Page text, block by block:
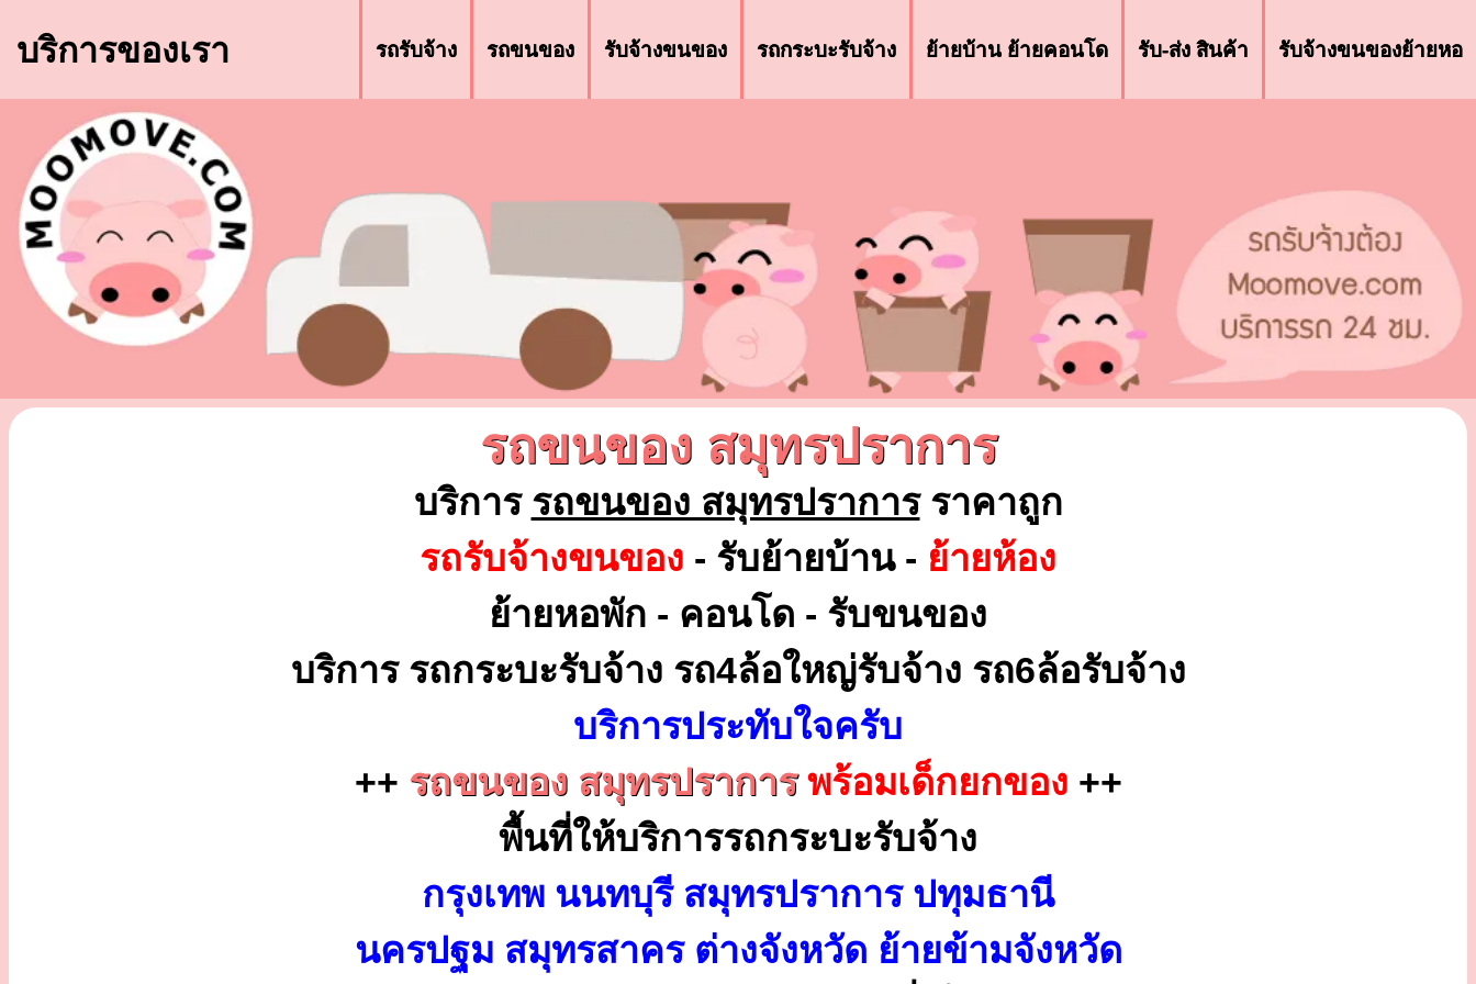
บริการของเรา รถรับจ้าง รถขนของ รับจ้างขนของ รถกระบะรับจ้าง ย้ายบ้าน ย้ายคอนโด รับ-ส่ง สินค้า รับจ้างขนของย้ายหอ
รถขนของ สมุทรปราการ
บริการ รถขนของ สมุทรปราการราคาถูก
รถรับจ้างขนของ - รับย้ายบ้าน - ย้ายห้อง
ย้ายหอพัก - คอนโด - รับขนของ
บริการ รถกระบะรับจ้าง รถ4ล้อใหญ่รับจ้าง รถ6ล้อรับจ้าง
บริการประทับใจครับ
++ รถขนของ สมุทรปราการพร้อมเด็กยกของ ++
พื้นที่ให้บริการรถกระบะรับจ้าง
กรุงเทพ นนทบุรี สมุทรปราการ ปทุมธานี
นครปฐม สมุทรสาคร ต่างจังหวัด ย้ายข้ามจังหวัด